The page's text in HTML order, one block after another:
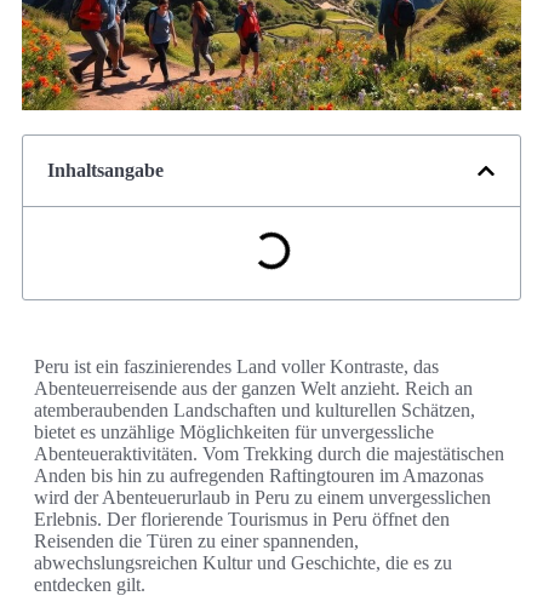
Inhaltsangabe
Peru ist ein faszinierendes Land voller Kontraste, das
Abenteuerreisende aus der ganzen Welt anzieht. Reich an
atemberaubenden Landschaften und kulturellen Schätzen,
bietet es unzählige Möglichkeiten für unvergessliche
Abenteueraktivitäten. Vom Trekking durch die majestätischen
Anden bis hin zu aufregenden Raftingtouren im Amazonas
wird der Abenteuerurlaub in Peru zu einem unvergesslichen
Erlebnis. Der florierende Tourismus in Peru öffnet den
Reisenden die Türen zu einer spannenden,
abwechslungsreichen Kultur und Geschichte, die es zu
entdecken gilt.